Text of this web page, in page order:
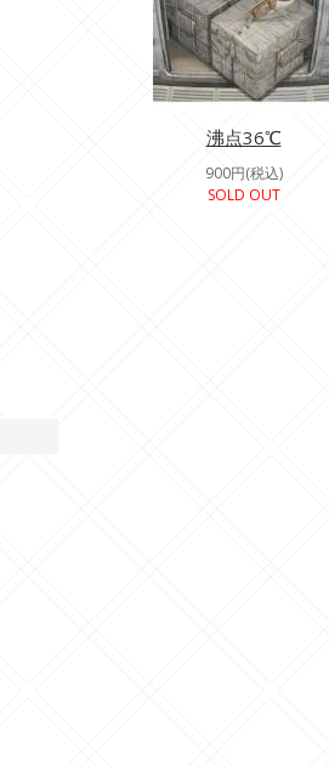
沸点36℃
900円(税込)
SOLD OUT